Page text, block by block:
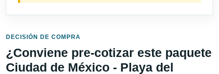
DECISIÓN DE COMPRA
¿Conviene pre-cotizar este paquete
Ciudad de México - Playa del